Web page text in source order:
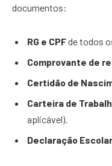
documentos:
RG e CPFde todos
Comprovante de
Certidão de
Carteira de
aplicável).
Declaração Escolar